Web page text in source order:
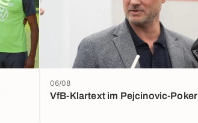
VfB-Klartext im Pejcinovic-Poker
06/08